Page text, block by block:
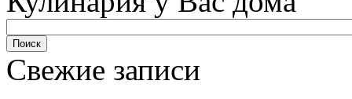
Свежие записи